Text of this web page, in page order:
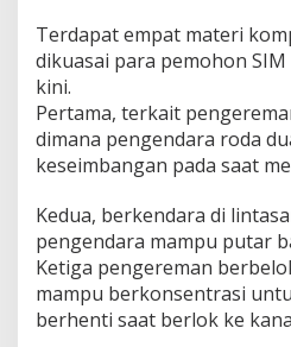
Terdapat empat materi
dikuasai para pemohon
kini.
Pertama, terkait
dimana pengendara roda
keseimbangan pada saat
Kedua, berkendara di
pengendara mampu putar
Ketiga pengereman
mampu berkonsentrasi
berhenti saat berlok ke